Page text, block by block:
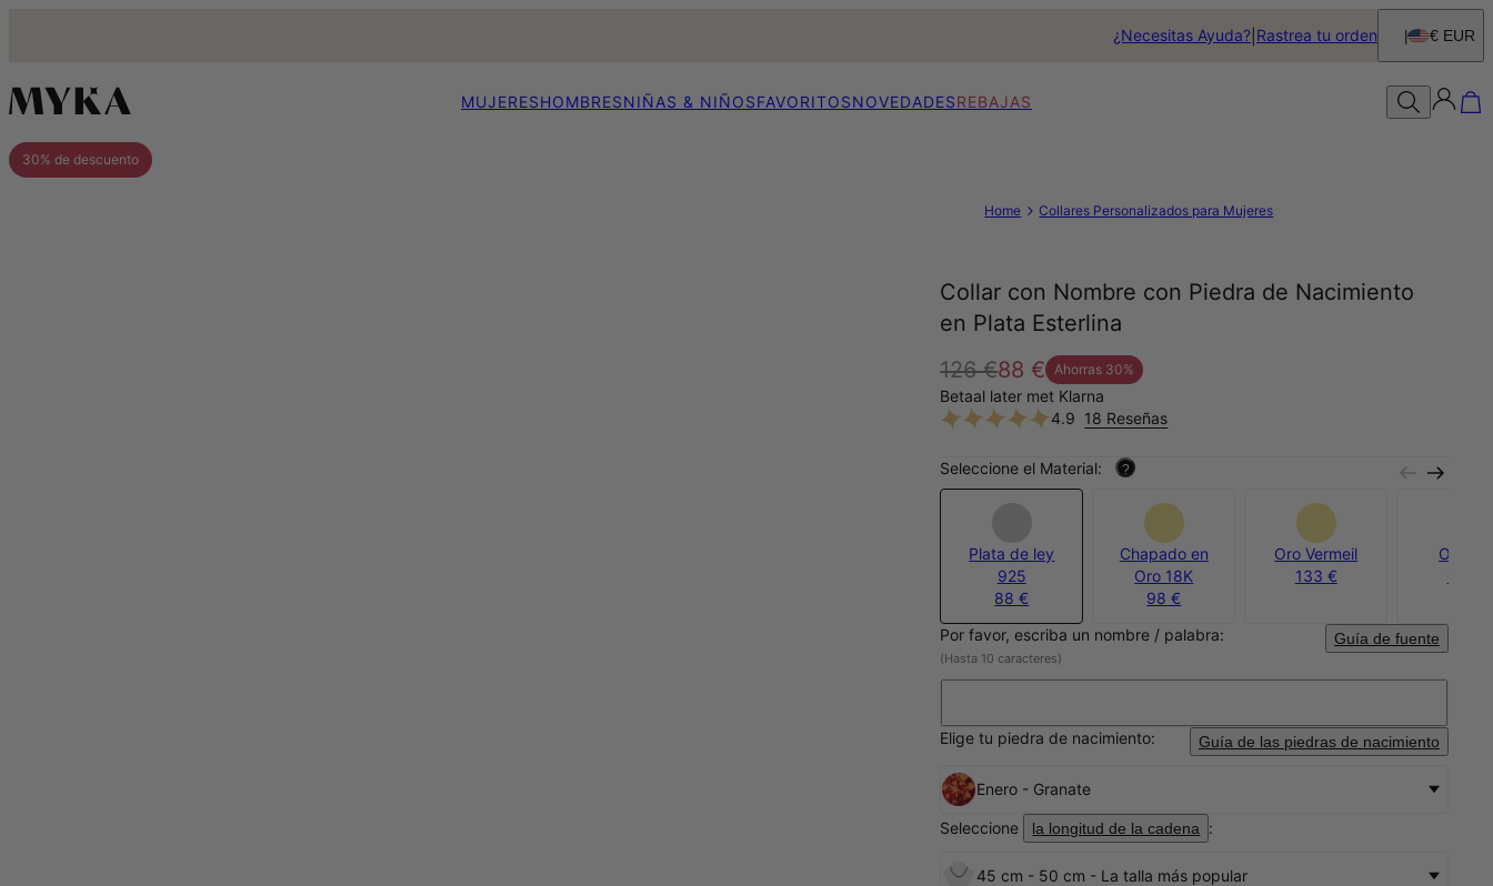
¿Necesitas Ayuda? Rastrea tu orden € EUR
MUJERESHOMBRESNIÑAS & NIÑOSFAVORITOSNOVEDADESREBAJAS
30% de descuento
Home Collares Personalizados para Mujeres
Collar con Nombre con Piedra de Nacimiento
en Plata Esterlina
126 €88 € Ahorras 30%
Betaal later met Klarna
4.9 18 Reseñas
Seleccione el Material: ?
Plata de ley
925
88 €
Chapado en
Oro 18K
98 €
Oro Vermeil
133 €
Oro
Por favor, escriba un nombre / palabra: Guía de fuente
(Hasta 10 caracteres)
Elige tu piedra de nacimiento: Guía de las piedras de nacimiento
Enero - Granate
Seleccione la longitud de la cadena :
45 cm - 50 cm - La talla más popular